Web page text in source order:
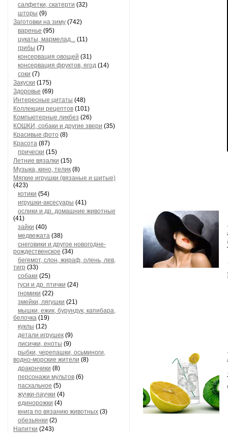
салфетки, скатерти (32)
шторы (9)
Заготовки на зиму (742)
варенье (95)
цукаты, мармелад... (11)
грибы (7)
консервация овощей (31)
консервация фруктов, ягод (14)
соки (7)
Закуски (175)
Здоровье (69)
Интересные цитаты (48)
Коллекции рецептов (101)
Компьютерные ликбез (26)
КОШКИ, собаки и другие звери (35)
Красивые фото (8)
Красота (87)
прически (15)
Летние вязалки (15)
Музыка, кино, телик (8)
Мягкие игрушки (вязаные и шитые)
(423)
котики (54)
игрушки-аксесуары (41)
ослики и др. домашние животные
(41)
зайки (40)
медвежата (38)
снеговики и другое новогодне-
рождественское (34)
бегемот, слон, жираф, олень, лев,
тигр (33)
собаки (25)
гуси и др. птички (24)
гномики (22)
змейки, лягушки (21)
мышки, ежик, бурундук, капибара,
белочка (19)
куклы (12)
детали игрушек (9)
лисички, еноты (9)
рыбки, черепашки, осьминоги,
водно-морские жители (8)
дракончики (8)
персонажи мультов (6)
пасхальное (5)
жучки-паучки (4)
единорожки (4)
книга по вязанию животных (3)
обезьянки (2)
Напитки (243)